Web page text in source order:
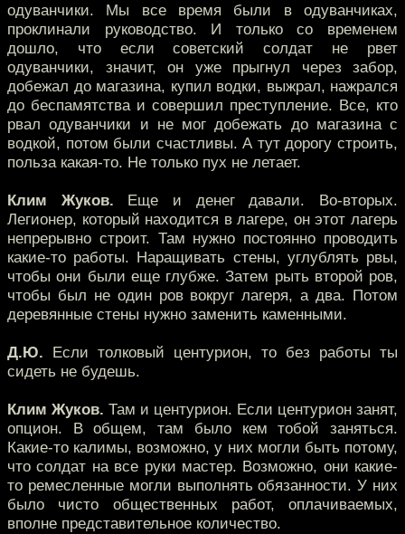
одуванчики. Мы все время были в одуванчиках,
проклинали руководство. И только со временем
дошло, что если советский солдат не рвет
одуванчики, значит, он уже прыгнул через забор,
добежал до магазина, купил водки, выжрал, нажрался
до беспамятства и совершил преступление. Все, кто
рвал одуванчики и не мог добежать до магазина с
водкой, потом были счастливы. А тут дорогу строить,
польза какая-то. Не только пух не летает.
Клим Жуков. Еще и денег давали. Во-вторых.
Легионер, который находится в лагере, он этот лагерь
непрерывно строит. Там нужно постоянно проводить
какие-то работы. Наращивать стены, углублять рвы,
чтобы они были еще глубже. Затем рыть второй ров,
чтобы был не один ров вокруг лагеря, а два. Потом
деревянные стены нужно заменить каменными.
Д.Ю. Если толковый центурион, то без работы ты
сидеть не будешь.
Клим Жуков. Там и центурион. Если центурион занят,
опцион. В общем, там было кем тобой заняться.
Какие-то калимы, возможно, у них могли быть потому,
что солдат на все руки мастер. Возможно, они какие-
то ремесленные могли выполнять обязанности. У них
было чисто общественных работ, оплачиваемых,
вполне представительное количество.